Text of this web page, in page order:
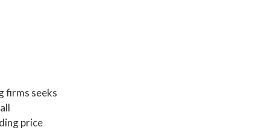
firms seeks
price